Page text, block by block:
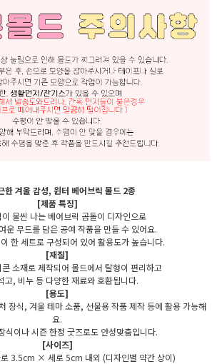
한 겨울 감성, 윈터 베어브릭 몰드 2종
[제품 특징]
물씬 나는 베어브릭 곰돌이 디자인으로
운 무드를 담은 공예 작품을 만들 수 있어요.
한 세트로 구성되어 있어 활용도가 높습니다.
[재질]
소재로 제작되어 몰드에서 탈형이 편리하고
고, 비누 등 다양한 재료와 호환됩니다.
[용도]
장식, 겨울 테마 소품, 선물용 작품 제작 등에 활용 가능해
요.
식이나 시즌 한정 굿즈로도 안성맞춤입니다.
[사이즈]
3.5cm × 세로 5cm 내외 (디자인별 약간 상이)